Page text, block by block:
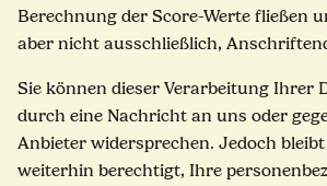
Berechnung der Score-Werte fließen
aber nicht ausschließlich,
Sie können dieser Verarbeitung Ihrer
durch eine Nachricht an uns oder
Anbieter widersprechen. Jedoch
weiterhin berechtigt, Ihre